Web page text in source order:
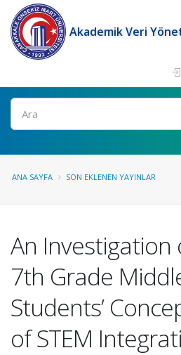
Akademik Veri
Ara
ANA SAYFA SON EKLENEN YAYINLAR
An Investigation
7th Grade
Students’
of STEM